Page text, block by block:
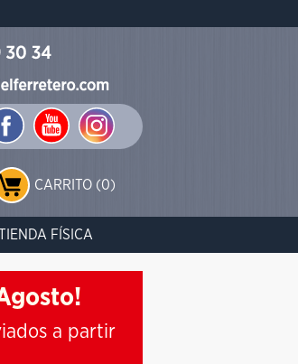
CARRITO (0)
TIENDA FÍSICA
a partir